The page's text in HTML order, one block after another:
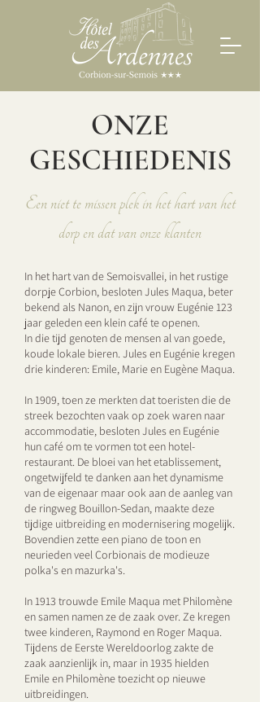
ONZE
GESCHIEDENIS
Een niet te missen plek in het hart van het
dorp en dat van onze klanten
In het hart van de Semoisvallei, in het rustige
dorpje Corbion, besloten Jules Maqua, beter
bekend als Nanon, en zijn vrouw Eugénie 123
jaar geleden een klein café te openen.​
In die tijd genoten de mensen al van goede,
koude lokale bieren. Jules en Eugénie kregen
drie kinderen: Emile, Marie en Eugène Maqua.
In 1909, toen ze merkten dat toeristen die de
streek bezochten vaak op zoek waren naar
accommodatie, besloten Jules en Eugénie
hun café om te vormen tot een hotel-
restaurant. De bloei van het etablissement,
ongetwijfeld te danken aan het dynamisme
van de eigenaar maar ook aan de aanleg van
de ringweg Bouillon-Sedan, maakte deze
tijdige uitbreiding en modernisering mogelijk.
Bovendien zette een piano de toon en
neurieden veel Corbionais de modieuze
polka's en mazurka's.
In 1913 trouwde Emile Maqua met Philomène
en samen namen ze de zaak over. Ze kregen
twee kinderen, Raymond en Roger Maqua.
Tijdens de Eerste Wereldoorlog zakte de
zaak aanzienlijk in, maar in 1935 hielden
Emile en Philomène toezicht op nieuwe
uitbreidingen.